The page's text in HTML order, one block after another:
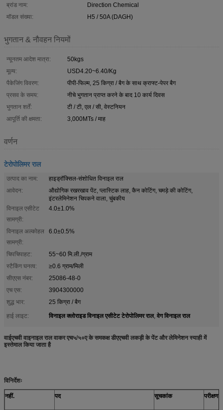
ब्रांड नाम:
Direction Chemical
मॉडल संख्या:
H5 / 50A (DAGH)
भुगतान & नौवहन नियमों
न्यूनतम आदेश मात्रा:
50kgs
मूल्य:
USD4.20~6.40/Kg
पैकेजिंग विवरण:
पीपी-फिल्म, 25 किग्रा / बैग के साथ क्राफ्ट-पेपर बैग
प्रसव के समय:
नीचे भुगतान प्राप्त करने के बाद 10 कार्य दिवस
भुगतान शर्तें:
टी / टी, एल / सी, वेस्टनियन
आपूर्ति की क्षमता:
3,000MTs / माह
वर्णन
टेरोपोलिमर राल
उत्पाद का नाम:
हाइड्रॉक्सिल-संशोधित विनाइल राल
आवेदन:
औद्योगिक रखरखाव पेंट, प्लास्टिक लाह, कैन कोटिंग, चमड़े की कोटिंग,
इंटरलेमिनेशन चिपकने वाला, चुंबकीय
विनाइल एसीटेट
सामग्री:
4.0±1.0%
विनाइल अल्कोहल
सामग्री:
6.0±0.5%
चिपचिपाहट:
55~60 मि.ली./ग्राम
स्टैकिंग घनत्व:
≥0.6 ग्राम/मिली
सीएएस नंबर:
25086-48-0
एच एस:
3904300000
शुद्ध भार:
25 किग्रा / बैग
हाई लाइट:
विनाइल क्लोराइड विनाइल एसीटेट टेरोपोलिमर राल, वेग विनाइल राल
वाईएचवी वाइनाइल राल वाकर एच५/५०ए के समकक्ष डीएएचवी लकड़ी के पेंट और लेमिनेशन स्याही में
इस्तेमाल किया जाता है
विनिर्देशः
नहीं. पद सूचकांक परीक्षण